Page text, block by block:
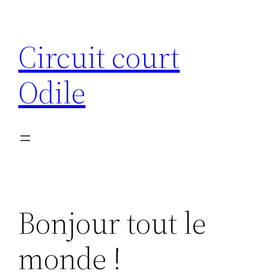
contenu
Circuit court
Odile
Bonjour tout le
monde !